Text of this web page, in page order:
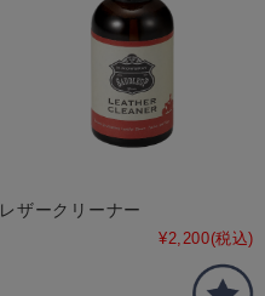
レザークリーナー
¥2,200(税込)